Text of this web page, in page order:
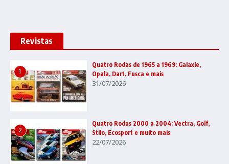
Revistas
1
Quatro Rodas de 1965 a 1969: Galaxie,
Opala, Dart, Fusca e mais
31/07/2026
2
Quatro Rodas 2000 a 2004: Vectra, Golf,
Stilo, Ecosport e muito mais
22/07/2026